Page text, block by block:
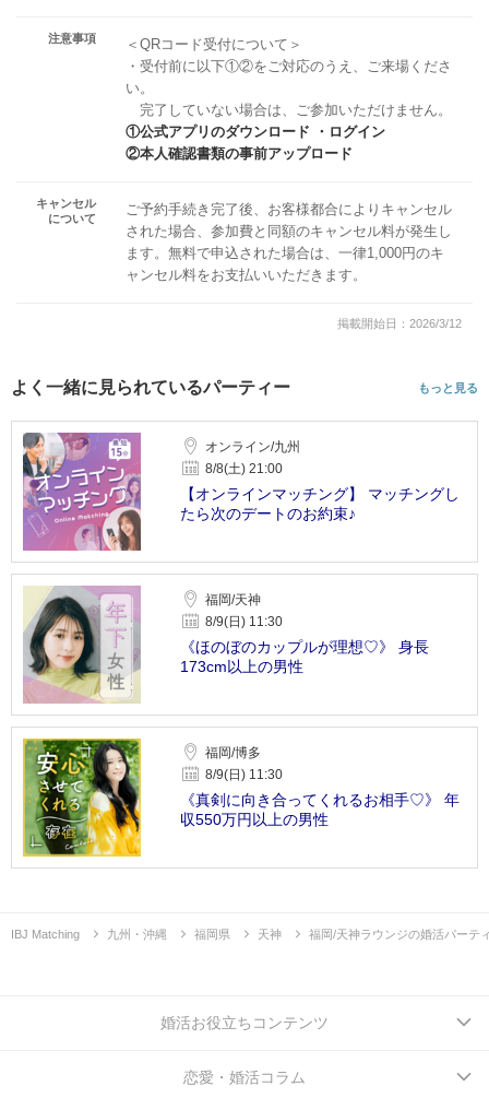
注意事項
＜QRコード受付について＞
・受付前に以下①②をご対応のうえ、ご来場くださ
い。
完了していない場合は、ご参加いただけません。
①公式アプリのダウンロード ・ログイン
②本人確認書類の事前アップロード
キャンセル
について
ご予約手続き完了後、お客様都合によりキャンセル
された場合、参加費と同額のキャンセル料が発生し
ます。無料で申込された場合は、一律1,000円のキ
ャンセル料をお支払いいただきます。
掲載開始日：2026/3/12
よく一緒に見られているパーティー もっと見る
オンライン/九州
8/8(土) 21:00
【オンラインマッチング】 マッチングし
たら次のデートのお約束♪
福岡/天神
8/9(日) 11:30
《ほのぼのカップルが理想♡》 身長
173cm以上の男性
福岡/博多
8/9(日) 11:30
《真剣に向き合ってくれるお相手♡》 年
収550万円以上の男性
IBJ Matching 九州・沖縄 福岡県 天神 福岡/天神ラウンジの婚活パーテ
婚活お役立ちコンテンツ
恋愛・婚活コラム